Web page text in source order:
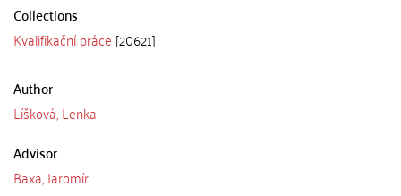
Collections
Kvalifikační práce [20621]
Author
Líšková, Lenka
Advisor
Baxa, Jaromír